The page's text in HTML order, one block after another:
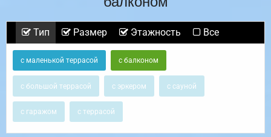
Тип Размер Этажность Все
с маленькой террасой с балконом
с большой террасой с эркером с сауной
с гаражом с террасой